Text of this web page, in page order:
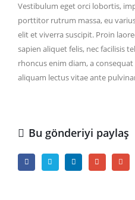
Vestibulum eget orci lobortis,
porttitor rutrum massa, eu
elit et viverra suscipit. Proin
sapien aliquet felis, nec facilisis
rhoncus enim diam, a
aliquam lectus vitae ante
Bu gönderiyi paylaş